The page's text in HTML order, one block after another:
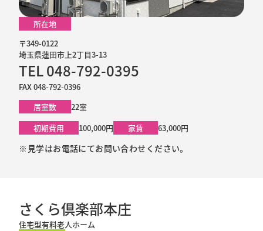
所在地
〒349-0122
埼玉県蓮田市上2丁目3-13
TEL 048-792-0395
FAX 048-792-0396
居室数
22室
初期費用
100,000円 家賃 63,000円
※見学はお電話にてお問い合わせください。
さくら倶楽部本庄
住宅型有料老人ホーム